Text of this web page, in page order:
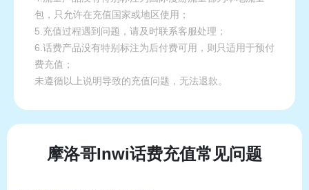
包，只允许在充值国家或地区使用；
5.充值过程遇到问题，请及时联系客服处理；
6.话费产品没有特别标注为后付费可用，则只适用于预付
费充值；
未遵循以上说明导致的充值问题，无法退款。
摩洛哥Inwi话费充值常见问题